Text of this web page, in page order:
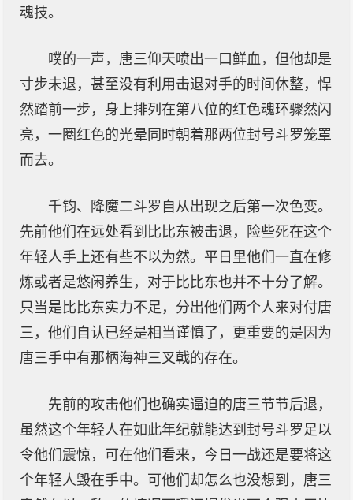
魂技。
噗的一声，唐三仰天喷出一口鲜血，但他却是
寸步未退，甚至没有利用击退对手的时间休整，悍
然踏前一步，身上排列在第八位的红色魂环骤然闪
亮，一圈红色的光晕同时朝着那两位封号斗罗笼罩
而去。
千钧、降魔二斗罗自从出现之后第一次色变。
先前他们在远处看到比比东被击退，险些死在这个
年轻人手上还有些不以为然。平日里他们一直在修
炼或者是悠闲养生，对于比比东也并不十分了解。
只当是比比东实力不足，分出他们两个人来对付唐
三，他们自认已经是相当谨慎了，更重要的是因为
唐三手中有那柄海神三叉戟的存在。
先前的攻击他们也确实逼迫的唐三节节后退，
虽然这个年轻人在如此年纪就能达到封号斗罗足以
令他们震惊，可在他们看来，今日一战还是要将这
个年轻人毁在手中。可他们却怎么也没想到，唐三